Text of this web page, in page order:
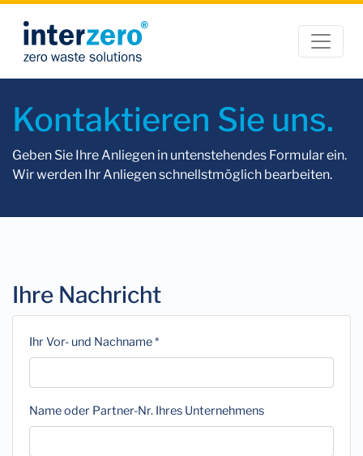
Kontaktieren Sie uns.
Geben Sie Ihre Anliegen in untenstehendes Formular ein.
Wir werden Ihr Anliegen schnellstmöglich bearbeiten.
Ihre Nachricht
Ihr Vor- und Nachname *
Name oder Partner-Nr. Ihres Unternehmens